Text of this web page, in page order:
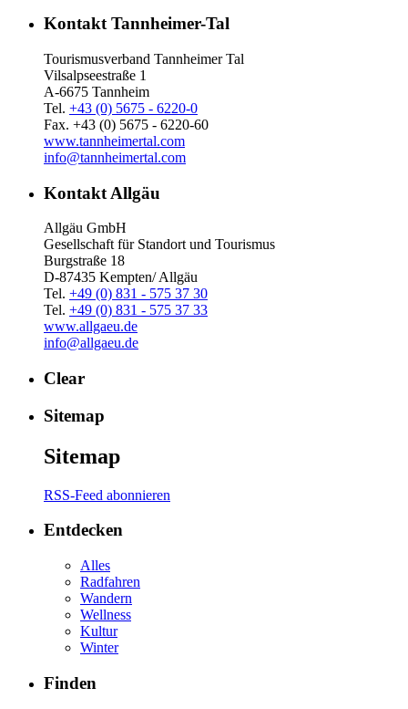
Kontakt Tannheimer-Tal
Tourismusverband Tannheimer Tal
Vilsalpseestraße 1
A-6675 Tannheim
Tel. +43 (0) 5675 - 6220-0
Fax. +43 (0) 5675 - 6220-60
www.tannheimertal.com
info@tannheimertal.com
Kontakt Allgäu
Allgäu GmbH
Gesellschaft für Standort und Tourismus
Burgstraße 18
D-87435 Kempten/ Allgäu
Tel. +49 (0) 831 - 575 37 30
Tel. +49 (0) 831 - 575 37 33
www.allgaeu.de
info@allgaeu.de
Clear
Sitemap
Sitemap
RSS-Feed abonnieren
Entdecken
Alles
Radfahren
Wandern
Wellness
Kultur
Winter
Finden